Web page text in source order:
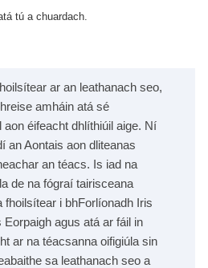
tú a chuardach.
ar an leathanach seo,
amháin atá sé
aon éifeacht dhlíthiúil aige. Ní
an Aontais aon dliteanas
an téacs. Is iad na
de na fógraí tairisceana
fhoilsítear i bhForlíonadh Iris
Eorpaigh agus atá ar fáil in
ar na téacsanna oifigiúla sin
sa leathanach seo a